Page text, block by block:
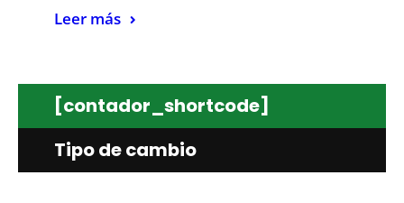
Leer más
[contador_shortcode]
Tipo de cambio